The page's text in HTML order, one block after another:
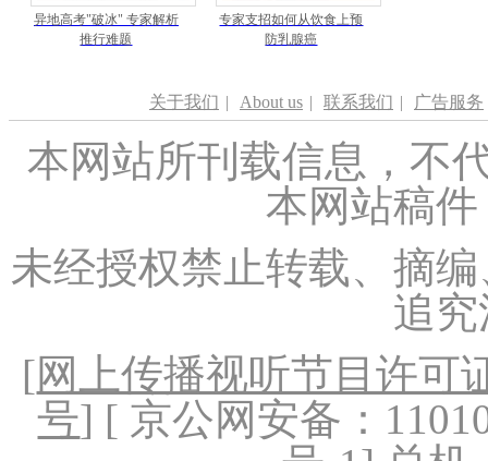
异地高考"破冰" 专家解析
推行难题
专家支招如何从饮食上预
防乳腺癌
关于我们 | About us | 联系我们 | 广告服务
本网站所刊载信息，不
本网站稿
未经授权禁止转载、摘
追
[网上传播视听节目许可
号] [ 京公网安备：